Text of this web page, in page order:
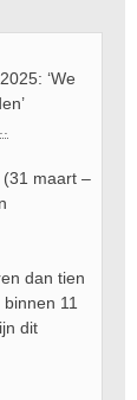
‘We
(31 maart –
dan tien
11
dit